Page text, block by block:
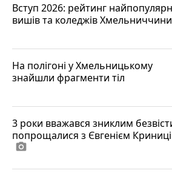
Вступ 2026: рейтинг
вишів та коледжів Хмельниччини
На полігоні у Хмельницькому
знайшли фрагменти тіл
3 роки вважався зниклим
попрощалися з Євгенієм
photo_camera